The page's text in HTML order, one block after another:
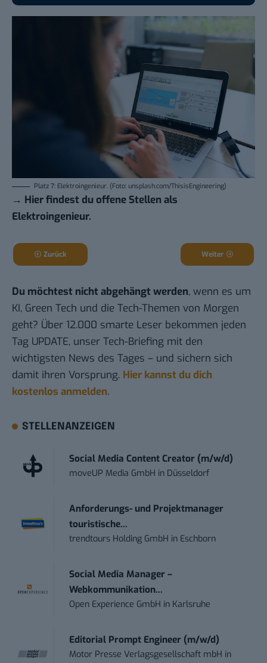
Platz 7: Elektroingenieur. (Foto: unsplash.com/ThisisEngineering)
→ Hier findest du offene Stellen als
Elektroingenieur.
Zurück Weiter
Du möchtest nicht abgehängt werden, wenn es um
KI, Green Tech und die Tech-Themen von Morgen
geht? Über 12.000 smarte Leser bekommen jeden
Tag UPDATE, unser Tech-Briefing mit den
wichtigsten News des Tages – und sichern sich
damit ihren Vorsprung. Hier kannst du dich
kostenlos anmelden.
STELLENANZEIGEN
Social Media Content Creator (m/w/d)
moveUP Media GmbH in Düsseldorf
Anforderungs- und Projektmanager
touristische...
trendtours Holding GmbH in Eschborn
Social Media Manager –
Webkommunikation...
Open Experience GmbH in Karlsruhe
Editorial Prompt Engineer (m/w/d)
Motor Presse Verlagsgesellschaft mbH in